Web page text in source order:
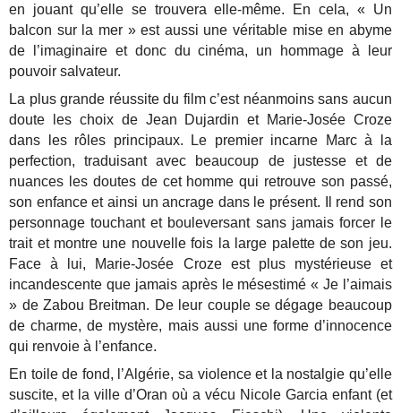
en jouant qu’elle se trouvera elle-même. En cela, « Un
balcon sur la mer » est aussi une véritable mise en abyme
de l’imaginaire et donc du cinéma, un hommage à leur
pouvoir salvateur.
La plus grande réussite du film c’est néanmoins sans aucun
doute les choix de Jean Dujardin et Marie-Josée Croze
dans les rôles principaux. Le premier incarne Marc à la
perfection, traduisant avec beaucoup de justesse et de
nuances les doutes de cet homme qui retrouve son passé,
son enfance et ainsi un ancrage dans le présent. Il rend son
personnage touchant et bouleversant sans jamais forcer le
trait et montre une nouvelle fois la large palette de son jeu.
Face à lui, Marie-Josée Croze est plus mystérieuse et
incandescente que jamais après le mésestimé « Je l’aimais
» de Zabou Breitman. De leur couple se dégage beaucoup
de charme, de mystère, mais aussi une forme d’innocence
qui renvoie à l’enfance.
En toile de fond, l’Algérie, sa violence et la nostalgie qu’elle
suscite, et la ville d’Oran où a vécu Nicole Garcia enfant (et